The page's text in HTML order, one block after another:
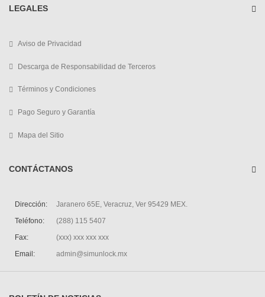
LEGALES
Aviso de Privacidad
Descarga de Responsabilidad de Terceros
Términos y Condiciones
Pago Seguro y Garantía
Mapa del Sitio
CONTÁCTANOS
Dirección:
Jaranero 65E, Veracruz, Ver 95429 MEX.
Teléfono:
(288) 115 5407
Fax:
(xxx) xxx xxx xxx
Email:
admin@simunlock.mx